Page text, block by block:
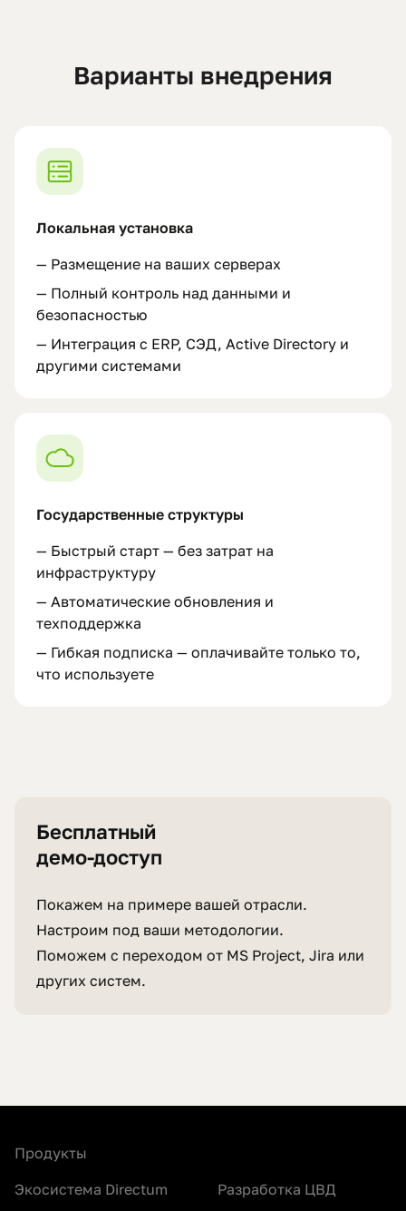
Варианты внедрения
Локальная установка
— Размещение на ваших серверах
— Полный контроль над данными и
безопасностью
— Интеграция с ERP, СЭД, Active Directory и
другими системами
Государственные структуры
— Быстрый старт — без затрат на
инфраструктуру
— Автоматические обновления и
техподдержка
— Гибкая подписка — оплачивайте только то,
что используете
Бесплатный
демо-доступ
Покажем на примере вашей отрасли.
Настроим под ваши методологии.
Поможем с переходом от MS Project, Jira или
других систем.
Продукты
Экосистема Directum
Разработка ЦВД